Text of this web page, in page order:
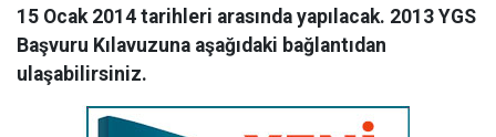
15 Ocak 2014 tarihleri arasında yapılacak. 2013 YGS
Başvuru Kılavuzuna aşağıdaki bağlantıdan
ulaşabilirsiniz.